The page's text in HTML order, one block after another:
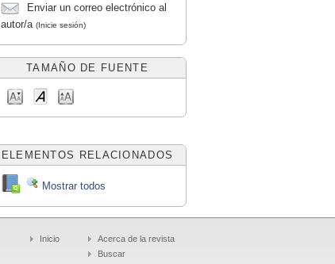
Enviar un correo electrónico al
autor/a (Inicie sesión)
TAMAÑO DE FUENTE
ELEMENTOS RELACIONADOS
Mostrar todos
Acerca de la revista
Buscar
Inicio